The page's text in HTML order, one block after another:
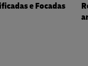
e Focadas